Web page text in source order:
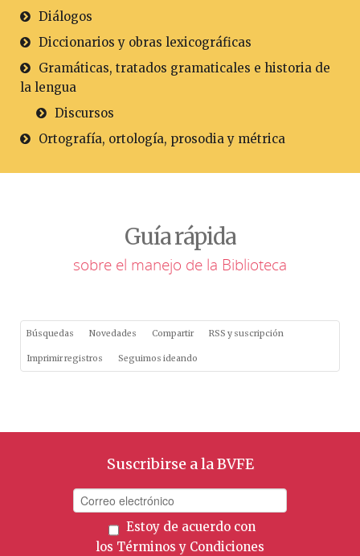
Diálogos
Diccionarios y obras lexicográficas
Gramáticas, tratados gramaticales e historia de
la lengua
Discursos
Ortografía, ortología, prosodia y métrica
Guía rápida
sobre el manejo de la Biblioteca
Búsquedas Novedades Compartir RSS y suscripción
Imprimir registros Seguimos ideando
Suscribirse a la BVFE
Estoy de acuerdo con
los Términos y Condiciones